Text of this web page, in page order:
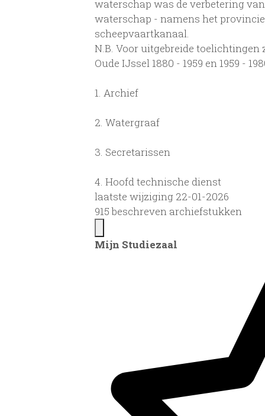
waterschap was de verbetering
waterschap - namens het
scheepvaartkanaal.
N.B. Voor uitgebreide
Oude IJssel 1880 - 1959 en 1959 -
1. Archief
2. Watergraaf
3. Secretarissen
4. Hoofd technische dienst
laatste wijziging 22-01-2026
915 beschreven archiefstukken
Mijn Studiezaal